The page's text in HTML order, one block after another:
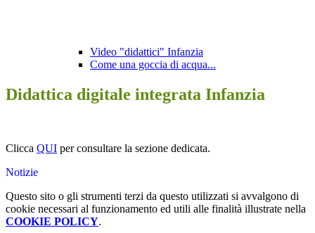
Video "didattici" Infanzia
Come una goccia di acqua...
Didattica digitale integrata Infanzia
Clicca QUI per consultare la sezione dedicata.
Notizie
Questo sito o gli strumenti terzi da questo utilizzati si avvalgono di
cookie necessari al funzionamento ed utili alle finalità illustrate nella
COOKIE POLICY.